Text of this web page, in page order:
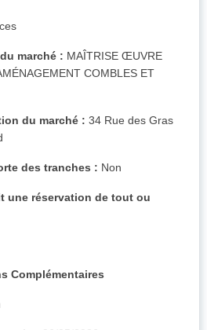
marché : MAÎTRISE ŒUVRE
COMBLES ET
du marché : 34 Rue des Gras
des tranches : Non
une réservation de tout ou
Complémentaires